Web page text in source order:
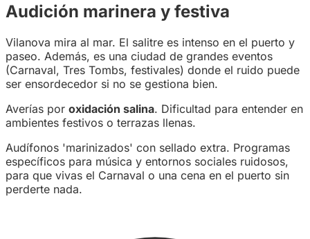
Audición marinera y festiva
Vilanova mira al mar. El salitre es intenso en el puerto y
paseo. Además, es una ciudad de grandes eventos
(Carnaval, Tres Tombs, festivales) donde el ruido puede
ser ensordecedor si no se gestiona bien.
Averías por oxidación salina. Dificultad para entender en
ambientes festivos o terrazas llenas.
Audífonos 'marinizados' con sellado extra. Programas
específicos para música y entornos sociales ruidosos,
para que vivas el Carnaval o una cena en el puerto sin
perderte nada.